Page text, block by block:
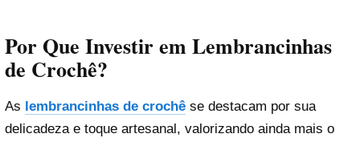
Por Que Investir em Lembrancinhas
de Crochê?
As lembrancinhas de crochê se destacam por sua
delicadeza e toque artesanal, valorizando ainda mais o